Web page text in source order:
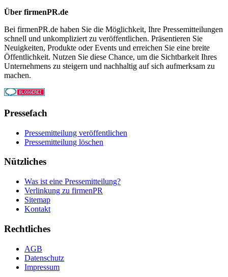
Über firmenPR.de
Bei firmenPR.de haben Sie die Möglichkeit, Ihre Pressemitteilungen
schnell und unkompliziert zu veröffentlichen. Präsentieren Sie
Neuigkeiten, Produkte oder Events und erreichen Sie eine breite
Öffentlichkeit. Nutzen Sie diese Chance, um die Sichtbarkeit Ihres
Unternehmens zu steigern und nachhaltig auf sich aufmerksam zu
machen.
Pressefach
Pressemitteilung veröffentlichen
Pressemitteilung löschen
Nützliches
Was ist eine Pressemitteilung?
Verlinkung zu firmenPR
Sitemap
Kontakt
Rechtliches
AGB
Datenschutz
Impressum